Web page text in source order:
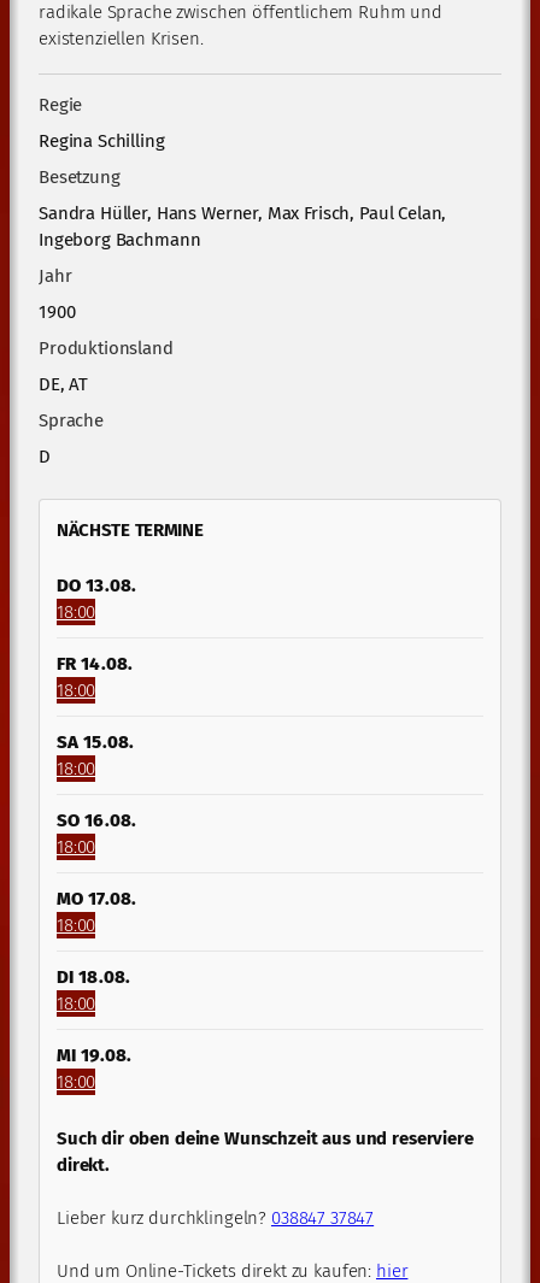
radikale Sprache zwischen öffentlichem Ruhm und
existenziellen Krisen.
Regie
Regina Schilling
Besetzung
Sandra Hüller, Hans Werner, Max Frisch, Paul Celan,
Ingeborg Bachmann
Jahr
1900
Produktionsland
DE, AT
Sprache
D
NÄCHSTE TERMINE
DO 13.08.
18:00
FR 14.08.
18:00
SA 15.08.
18:00
SO 16.08.
18:00
MO 17.08.
18:00
DI 18.08.
18:00
MI 19.08.
18:00
Such dir oben deine Wunschzeit aus und reserviere
direkt.
Lieber kurz durchklingeln? 038847 37847
Und um Online-Tickets direkt zu kaufen: hier